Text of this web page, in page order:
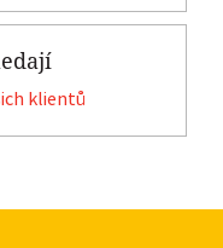
klientů